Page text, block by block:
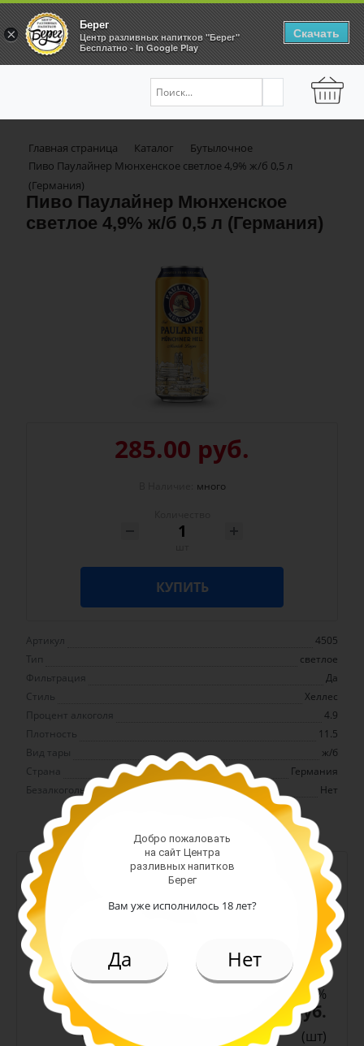
Главная страница Каталог
Бутылочное
Пиво Паулайнер Мюнхенское светлое 4,9% ж/б 0,5 л
(Германия)
Пиво Паулайнер Мюнхенское
светлое 4,9% ж/б 0,5 л (Германия)
285.00 руб.
много
КУПИТЬ
Артикул
4505
Тип
светлое
Фильтрация
Да
Стиль
Хеллес
Процент алкоголя
4.9
Плотность
11.5
Вид тары
ж/б
Страна
Германия
Безалкогольное
Нет
Арт. 10990
темное
Алк: 5%
Плотность: 11.6%
186.00 руб.
(шт)
Добро пожаловать
на сайт Центра
разливных напитков
Берег
Вам уже исполнилось 18 лет?
Да Нет
×
Берег
Центр разливных напитков "Берег"
Бесплатно - In Google Play
Скачать